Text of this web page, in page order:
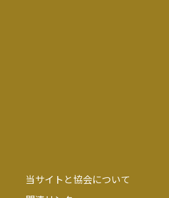
当サイトと協会について